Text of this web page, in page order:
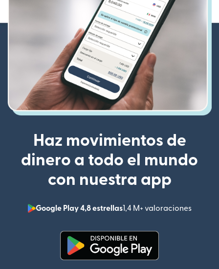
Haz movimientos de
dinero a todo el mundo
con nuestra app
Google Play 4,8 estrellas1,4 M+ valoraciones
(se